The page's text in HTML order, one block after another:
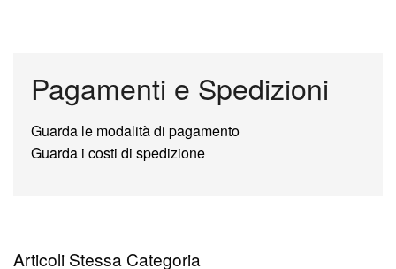
Pagamenti e Spedizioni
Guarda le modalità di pagamento
Guarda i costi di spedizione
Articoli Stessa Categoria